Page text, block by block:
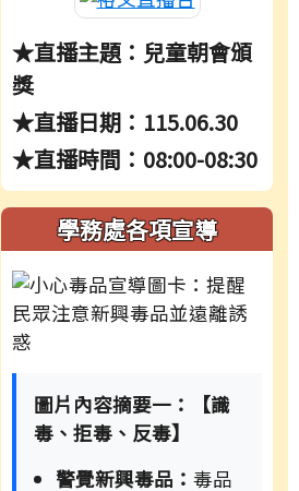
★直播主題：兒童朝會頒
獎
★直播日期：115.06.30
★直播時間：08:00-08:30
學務處各項宣導
圖片內容摘要一：【識
毒、拒毒、反毒】
警覺新興毒品： 毒品